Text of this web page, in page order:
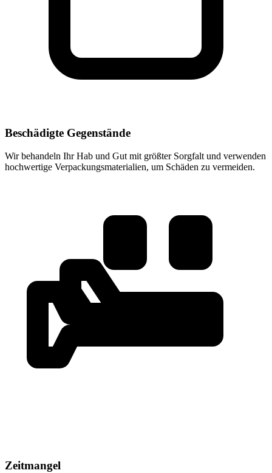
Beschädigte Gegenstände
Wir behandeln Ihr Hab und Gut mit größter Sorgfalt und verwenden
hochwertige Verpackungsmaterialien, um Schäden zu vermeiden.
Zeitmangel